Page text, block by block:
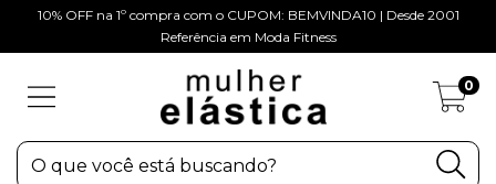
10% OFF na 1º compra com o CUPOM: BEMVINDA10 | Desde 2001
Referência em Moda Fitness
0